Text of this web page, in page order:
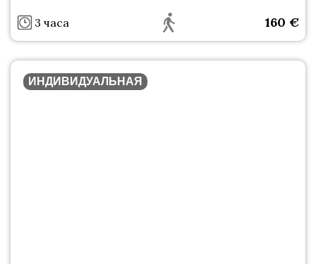
3 часа 160 €
ИНДИВИДУАЛЬНАЯ